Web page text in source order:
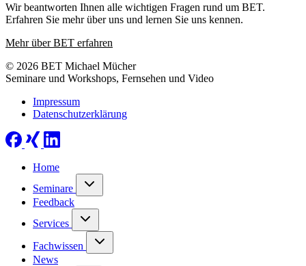
Wir beantworten Ihnen alle wichtigen Fragen rund um BET.
Erfahren Sie mehr über uns und lernen Sie uns kennen.
Mehr über BET erfahren
© 2026 BET Michael Mücher
Seminare und Workshops, Fernsehen und Video
Impressum
Datenschutzerklärung
Home
Seminare
Feedback
Services
Fachwissen
News